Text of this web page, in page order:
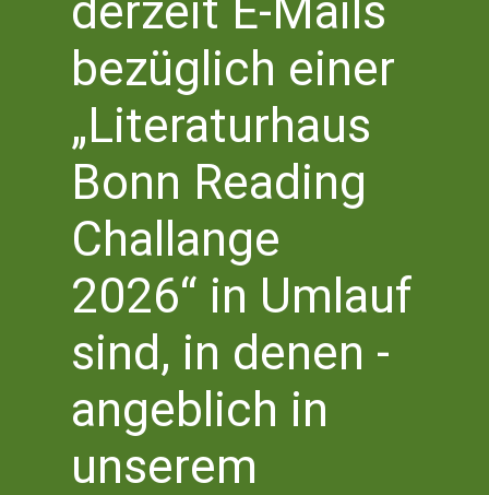
Datum
wählen.
April 2023
ABSCHLUSSVERANSTALTUNG
Mittwoch 26 April 2023 | 19.30 Uhr
derzeit E-Mails
bezüglich einer
„Literaturhaus
Bonn Reading
Challange
2026“ in Umlauf
sind, in denen -
angeblich in
unserem